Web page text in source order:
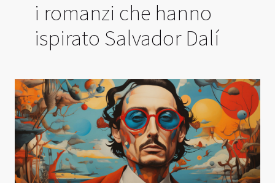
i romanzi che hanno
ispirato Salvador Dalí